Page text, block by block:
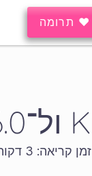
♥ תרומה
זמן קריאה: